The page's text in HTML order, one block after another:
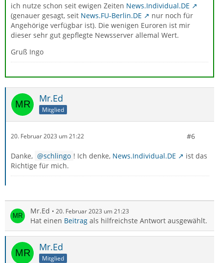
ich nutze schon seit ewigen Zeiten News.Individual.DE
(genauer gesagt, seit News.FU-Berlin.DE
nur noch für
Angehörige verfügbar ist). Die wenigen Euroren ist mir
dieser sehr gut gepflegte Newsserver allemal Wert.
Gruß Ingo
Mr.Ed
Mitglied
20. Februar 2023 um 21:22 #6
Danke, schlingo ! Ich denke, News.Individual.DE
ist das
Richtige für mich.
Mr.Ed 20. Februar 2023 um 21:23
Hat einen Beitrag als hilfreichste Antwort ausgewählt.
Mr.Ed
Mitglied